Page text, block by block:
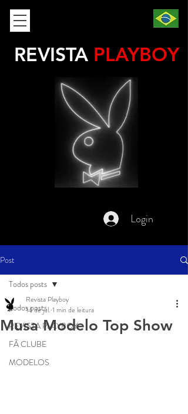
REVISTA PLAYBOY
Login
Post
Todos posts
REVISTA PLAYBOY
FÃ CLUBE
MODELOS
Todos posts
Musa Modelo Top Show
Revista Playboy
14 de jul. 1 min de leitura